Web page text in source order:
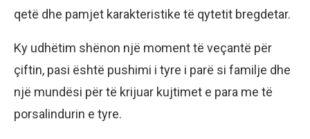
qetë dhe pamjet karakteristike të qytetit bregdetar.
Ky udhëtim shënon një moment të veçantë për
çiftin, pasi është pushimi i tyre i parë si familje dhe
një mundësi për të krijuar kujtimet e para me të
porsalindurin e tyre.